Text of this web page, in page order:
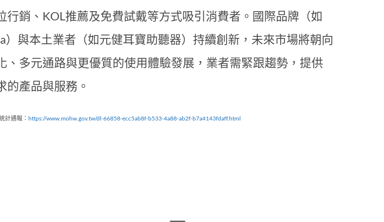
行銷、KOL推薦及免費試戴等方式吸引消費者。國際品牌（如
）與本土業者（如元健耳寶助聽器）持續創新，未來市場將朝向
、多元通路與更優質的使用體驗發展，業者需緊跟趨勢，提供
的產品與服務。
計通報： https://www.mohw.gov.tw/dl-66858-ecc5ab8f-b533-4a88-ab2f-b7a4143fdaff.html